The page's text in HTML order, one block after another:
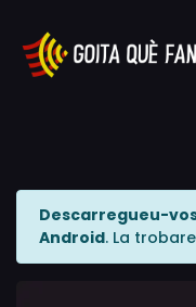
Descarregueu-
Android. La